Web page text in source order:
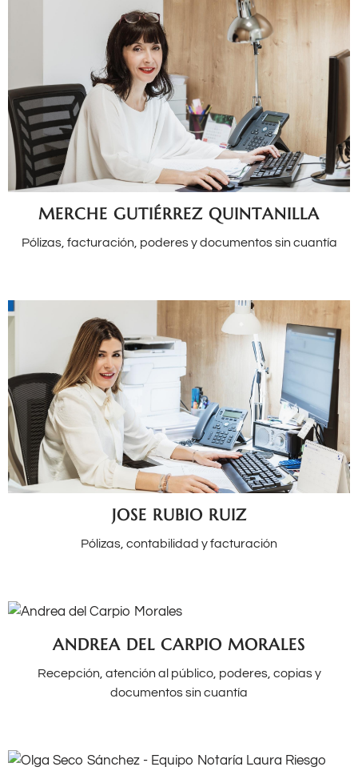
MERCHE GUTIÉRREZ QUINTANILLA
Pólizas, facturación, poderes y documentos sin cuantía
JOSE RUBIO RUIZ
Pólizas, contabilidad y facturación
ANDREA DEL CARPIO MORALES
Recepción, atención al público, poderes, copias y
documentos sin cuantía